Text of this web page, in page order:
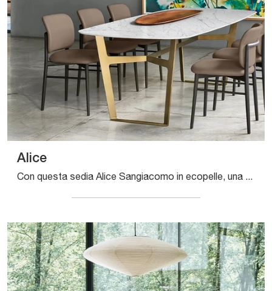
Alice
Con questa sedia Alice Sangiacomo in ecopelle, una tra le nostre sedute fisse moderne, potrai impreziosire i tuoi spazi.